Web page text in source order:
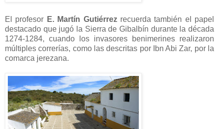
El profesor E. Martín Gutiérrezrecuerda también el papel
destacado que jugó la Sierra de Gibalbín durante la década
1274-1284, cuando los invasores benimerines realizaron
múltiples correrías, como las descritas por Ibn Abi Zar, por la
comarca jerezana.